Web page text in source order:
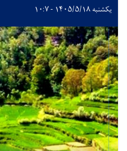
یکشنبه ۱۴۰۵/۵/۱۸ - ۱۰:۷